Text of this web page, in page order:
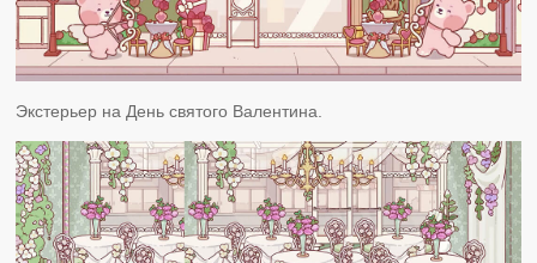
Экстерьер на День святого Валентина.